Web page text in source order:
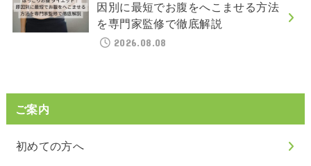
因別に最短でお腹をへこませる方法
を専門家監修で徹底解説
2026.08.08
ご案内
初めての方へ